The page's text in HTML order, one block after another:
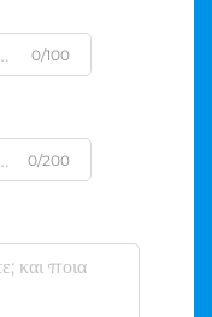
0/100
0/200